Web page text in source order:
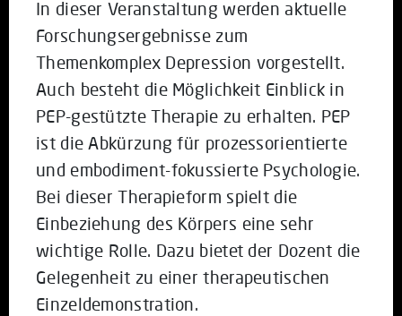
In dieser Veranstaltung werden aktuelle
Forschungsergebnisse zum
Themenkomplex Depression vorgestellt.
Auch besteht die Möglichkeit Einblick in
PEP-gestützte Therapie zu erhalten. PEP
ist die Abkürzung für prozessorientierte
und embodiment-fokussierte Psychologie.
Bei dieser Therapieform spielt die
Einbeziehung des Körpers eine sehr
wichtige Rolle. Dazu bietet der Dozent die
Gelegenheit zu einer therapeutischen
Einzeldemonstration.